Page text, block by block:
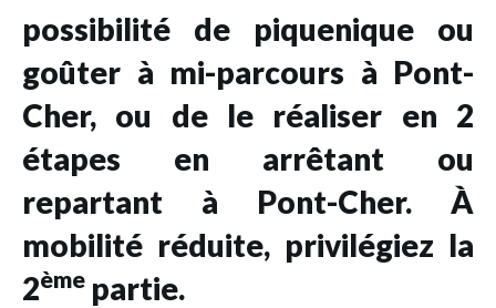
possibilité de piquenique ou
goûter à mi-parcours à Pont-
Cher, ou de le réaliser en 2
étapes en arrêtant ou
repartant à Pont-Cher. À
mobilité réduite, privilégiez la
2ème partie.